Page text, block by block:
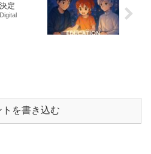
定
トを書き込む